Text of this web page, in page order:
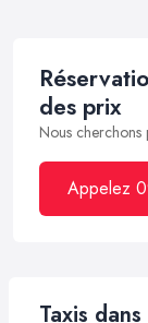
des prix
Nous
Appelez
Taxis